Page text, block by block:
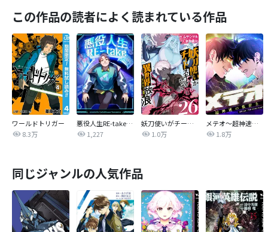
この作品の読者によく読まれている作品
ワールドトリガー
8.3万
悪役人生RE-take【タテヨミ】
1,227
妖刀使いがチートスキルをもって異世界放浪 ～生まれ持ったチートは最強！！～
1.0万
メテオ～超神速の救世主～【タテヨミ】
1.8万
同じジャンルの人気作品